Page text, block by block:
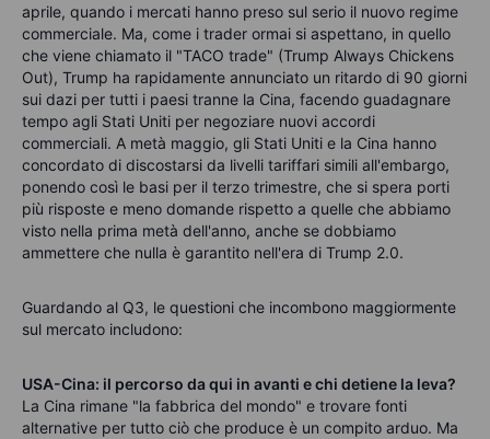
aprile, quando i mercati hanno preso sul serio il nuovo regime
commerciale. Ma, come i trader ormai si aspettano, in quello
che viene chiamato il "TACO trade" (Trump Always Chickens
Out), Trump ha rapidamente annunciato un ritardo di 90 giorni
sui dazi per tutti i paesi tranne la Cina, facendo guadagnare
tempo agli Stati Uniti per negoziare nuovi accordi
commerciali. A metà maggio, gli Stati Uniti e la Cina hanno
concordato di discostarsi da livelli tariffari simili all'embargo,
ponendo così le basi per il terzo trimestre, che si spera porti
più risposte e meno domande rispetto a quelle che abbiamo
visto nella prima metà dell'anno, anche se dobbiamo
ammettere che nulla è garantito nell'era di Trump 2.0.
Guardando al Q3, le questioni che incombono maggiormente
sul mercato includono:
USA-Cina: il percorso da qui in avanti e chi detiene la leva?
La Cina rimane "la fabbrica del mondo" e trovare fonti
alternative per tutto ciò che produce è un compito arduo. Ma